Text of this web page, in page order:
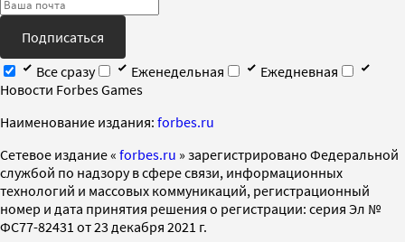
Подписаться
Все сразу
Еженедельная
Ежедневная
Новости Forbes Games
Наименование издания: forbes.ru
Cетевое издание « forbes.ru » зарегистрировано Федеральной
службой по надзору в сфере связи, информационных
технологий и массовых коммуникаций, регистрационный
номер и дата принятия решения о регистрации: серия Эл №
ФС77-82431 от 23 декабря 2021 г.